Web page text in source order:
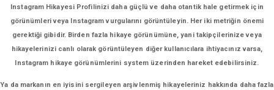
Instagram Hikayesi Profilinizi daha güçlü ve daha otantik hale getirmek için
görünümleri veya Instagram vurgularını görüntüleyin. Her iki metriğin önemi
gerektiği gibidir. Birden fazla hikaye görünümüne, yani takipçilerinize veya
hikayelerinizi canlı olarak görüntüleyen diğer kullanıcılara ihtiyacınız varsa,
Instagram hikaye görünümlerini system üzerinden hareket edebilirsiniz.
Ya da markanın en iyisini sergileyen arşivlenmiş hikayeleriniz hakkında daha fazla